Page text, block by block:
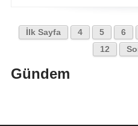
İlk Sayfa 4 5 6
12
Gündem